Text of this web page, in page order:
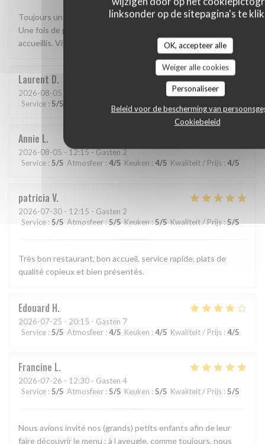
linksonder op de sitepagina's te
OK, accepteer alle
Weiger alle cookies
Personaliseer
Beleid voor de bescherming van
Cookiebeleid
Toujours un très bon moment partagé au Club Bistronomique.
Une fois de plus le repas était un régal ! Toujours bien
accueillis. Vivement notre prochaine visite 😊
Laurent D
2026-08-05
Service : 5/5 4/5 Keuken 4 /5 Kwaliteit / Prijs
Annie L
2026-08-05 - 12:15 - Gasten 2
Service : 5/5 Atmosfeer : 4/5 Keuken : 4/5 Kwaliteit / Prijs : 4/5
patricia V
2026-07-30 - 12:15 - Gasten 2
Service : 5/5 Atmosfeer: 5/5 Keuken: 5/5 Kwaliteit / Prijs: 5/5
Très bon restaurant, bon accueil, service rapide, plats de
qualité copieux et bien présentés.
Edouard H
2026-07-25 - 20:15 - Gasten 7
Service : 5/5 Atmosfeer : 4/5 Keuken : 4/5 Kwaliteit / Prijs : 4/5
Francine L
2026-07-26 - 12:30 - Gasten 4
Service : 5/5 Atmosfeer : 5/5 Keuken : 5/5 Kwaliteit / Prijs : 5/5
Nous avions invité nos (grands) petits enfants afin de leur
faire découvrir le menu : à l aveugle, comme toujours, nous